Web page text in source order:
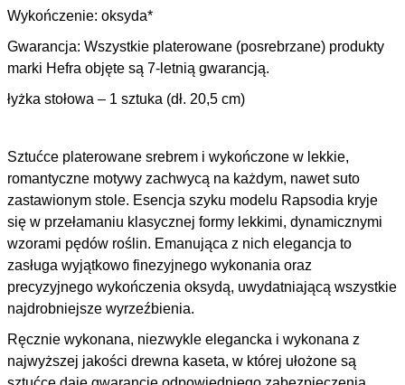
Wykończenie: oksyda*
Gwarancja: Wszystkie platerowane (posrebrzane) produkty
marki Hefra objęte są 7-letnią gwarancją.
łyżka stołowa – 1 sztuka (dł. 20,5 cm)
Sztućce platerowane srebrem i wykończone w lekkie,
romantyczne motywy zachwycą na każdym, nawet suto
zastawionym stole. Esencja szyku modelu Rapsodia kryje
się w przełamaniu klasycznej formy lekkimi, dynamicznymi
wzorami pędów roślin. Emanująca z nich elegancja to
zasługa wyjątkowo finezyjnego wykonania oraz
precyzyjnego wykończenia oksydą, uwydatniającą wszystkie
najdrobniejsze wyrzeźbienia.
Ręcznie wykonana, niezwykle elegancka i wykonana z
najwyższej jakości drewna kaseta, w której ułożone są